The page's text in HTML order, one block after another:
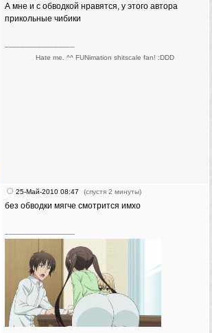
А мне и с обводкой нравятся, у этого автора
прикольные чибики
Hate me. ^^ FUNimation shitscale fan! :DDD
25-Май-2010 08:47 (спустя 2 минуты)
без обводки мягче смотрится имхо